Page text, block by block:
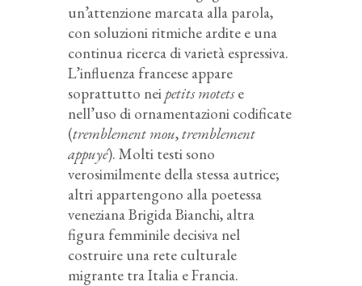
un’attenzione marcata alla parola,
con soluzioni ritmiche ardite e una
continua ricerca di varietà espressiva.
L’influenza francese appare
soprattutto nei petits motetse
nell’uso di ornamentazioni codificate
(tremblement mou,tremblement
appuyé). Molti testi sono
verosimilmente della stessa autrice;
altri appartengono alla poetessa
veneziana Brigida Bianchi, altra
figura femminile decisiva nel
costruire una rete culturale
migrante tra Italia e Francia.